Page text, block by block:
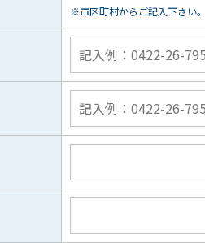
※市区町村からご記入下さい。